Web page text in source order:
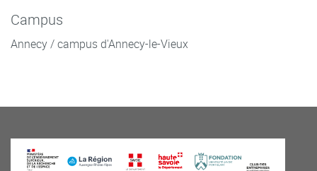
Campus
Annecy / campus d'Annecy-le-Vieux